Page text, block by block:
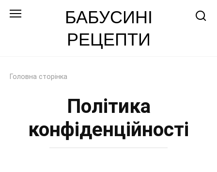
БАБУСИНІ
РЕЦЕПТИ
Головна сторінка
Політика
конфіденційності